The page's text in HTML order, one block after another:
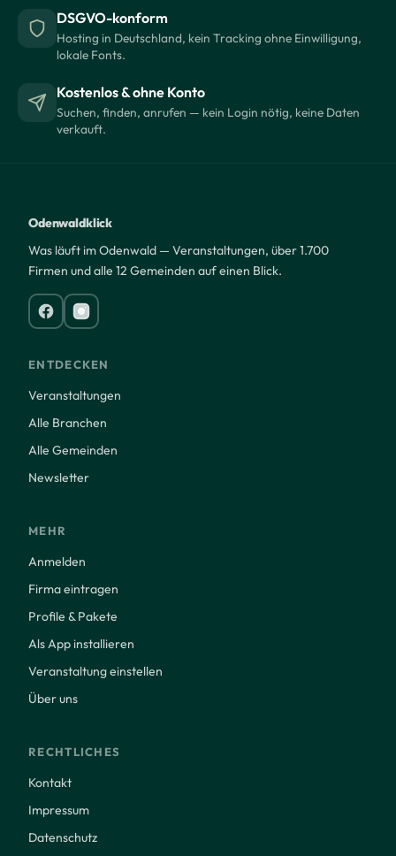
DSGVO-konform
Hosting in Deutschland, kein Tracking ohne Einwilligung,
lokale Fonts.
Kostenlos & ohne Konto
Suchen, finden, anrufen — kein Login nötig, keine Daten
verkauft.
Odenwaldklick
Was läuft im Odenwald — Veranstaltungen, über 1.700
Firmen und alle 12 Gemeinden auf einen Blick.
ENTDECKEN
Veranstaltungen
Alle Branchen
Alle Gemeinden
Newsletter
MEHR
Anmelden
Firma eintragen
Profile & Pakete
Als App installieren
Veranstaltung einstellen
Über uns
RECHTLICHES
Kontakt
Impressum
Datenschutz